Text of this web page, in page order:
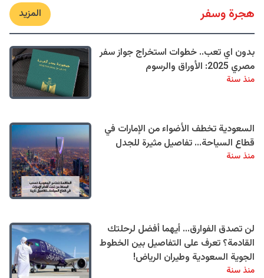
هجرة وسفر المزيد
بدون اي تعب.. خطوات استخراج جواز سفر
مصري 2025: الأوراق والرسوم
منذ سنة
السعودية تخطف الأضواء من الإمارات في
قطاع السياحة... تفاصيل مثيرة للجدل
منذ سنة
لن تصدق الفوارق... أيهما أفضل لرحلتك
القادمة؟ تعرف على التفاصيل بين الخطوط
الجوية السعودية وطيران الرياض!
منذ سنة